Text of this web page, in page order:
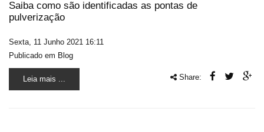
Saiba como são identificadas as pontas de
pulverização
Sexta, 11 Junho 2021 16:11
Publicado em Blog
Leia mais ... Share: